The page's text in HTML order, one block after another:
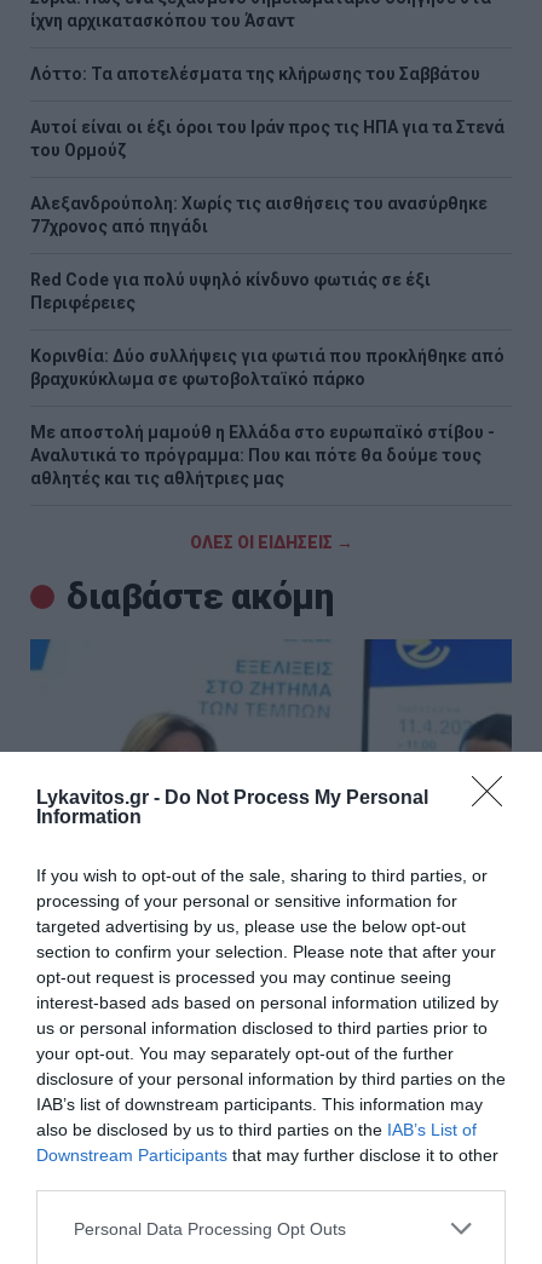
Lykavitos.gr - Do Not Process My Personal
Information
If you wish to opt-out of the sale, sharing to third parties, or
processing of your personal or sensitive information for
targeted advertising by us, please use the below opt-out
section to confirm your selection. Please note that after your
opt-out request is processed you may continue seeing
interest-based ads based on personal information utilized by
us or personal information disclosed to third parties prior to
your opt-out. You may separately opt-out of the further
disclosure of your personal information by third parties on the
IAB’s list of downstream participants. This information may
also be disclosed by us to third parties on the IAB’s List of
Downstream Participants that may further disclose it to other
Please note that this website/app uses one or more Google
Personal Data Processing Opt Outs
ίχνη αρχικατασκόπου του Άσαντ
Λόττο: Τα αποτελέσματα της κλήρωσης του Σαββάτου
Αυτοί είναι οι έξι όροι του Ιράν προς τις ΗΠΑ για τα Στενά
του Ορμούζ
Αλεξανδρούπολη: Χωρίς τις αισθήσεις του ανασύρθηκε
77χρονος από πηγάδι
Red Code για πολύ υψηλό κίνδυνο φωτιάς σε έξι
Περιφέρειες
Κορινθία: Δύο συλλήψεις για φωτιά που προκλήθηκε από
βραχυκύκλωμα σε φωτοβολταϊκό πάρκο
Με αποστολή μαμούθ η Ελλάδα στο ευρωπαϊκό στίβου -
Αναλυτικά το πρόγραμμα: Που και πότε θα δούμε τους
αθλητές και τις αθλήτριες μας
ΟΛΕΣ ΟΙ ΕΙΔΗΣΕΙΣ →
διαβάστε ακόμη
Νέες αιχμές για την «Ελπίδα για τη
Δημοκρατία» – Ο Ηλίας Μιχάλας μιλά για
παρασκήνιο και «σκοτεινά πρόσωπα»
Ο Ηλίας Μιχάλας, που συμμετείχε από την πρώτη στιγμή
στην «Ελπίδα για τη Δημοκρατία», περιγράφει σε εκτενή
ανάρτησή του την πορεία του εγχειρήματος, αφήνοντας
αιχμές για εσωτερικές...
03 Αυγούστου 2026